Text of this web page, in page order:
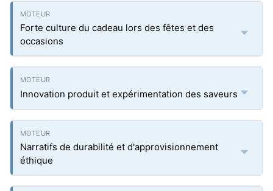
Forte culture du cadeau lors des fêtes et des
occasions
Innovation produit et expérimentation des saveurs
Narratifs de durabilité et d'approvisionnement
éthique